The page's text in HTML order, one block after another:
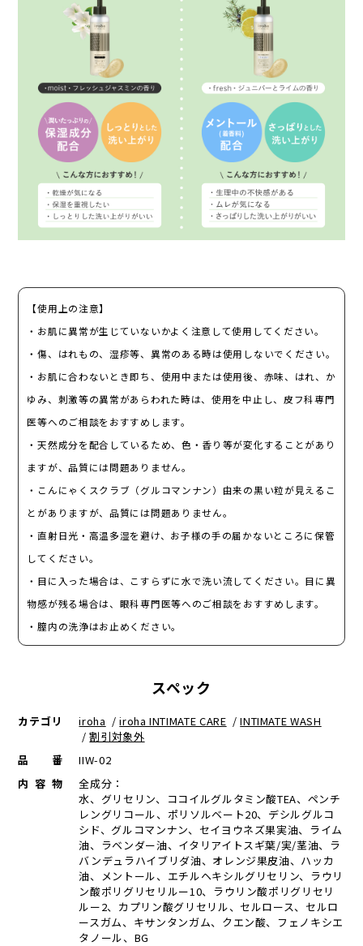
【使用上の注意】
・お肌に異常が生じていないかよく注意して使用してください。
・傷、はれもの、湿疹等、異常のある時は使用しないでください。
・お肌に合わないとき即ち、使用中または使用後、赤味、はれ、か
ゆみ、刺激等の異常があらわれた時は、使用を中止し、皮フ科専門
医等へのご相談をおすすめします。
・天然成分を配合しているため、色・香り等が変化することがあり
ますが、品質には問題ありません。
・こんにゃくスクラブ（グルコマンナン）由来の黒い粒が見えるこ
とがありますが、品質には問題ありません。
・直射日光・高温多湿を避け、お子様の手の届かないところに保管
してください。
・目に入った場合は、こすらずに水で洗い流してください。目に異
物感が残る場合は、眼科専門医等へのご相談をおすすめします。
・膣内の洗浄はお止めください。
スペック
カテゴリ iroha /iroha INTIMATE CARE /INTIMATE WASH
/割引対象外
品番
IIW-02
内容物
全成分：
水、グリセリン、ココイルグルタミン酸TEA、ペンチ
レングリコール、ポリソルベート20、デシルグルコ
シド、グルコマンナン、セイヨウネズ果実油、ライム
油、ラベンダー油、イタリアイトスギ葉/実/茎油、ラ
バンデュラハイブリダ油、オレンジ果皮油、ハッカ
油、メントール、エチルヘキシルグリセリン、ラウリ
ン酸ポリグリセリルー10、ラウリン酸ポリグリセリ
ルー2、カプリン酸グリセリル、セルロース、セルロ
ースガム、キサンタンガム、クエン酸、フェノキシエ
タノール、BG